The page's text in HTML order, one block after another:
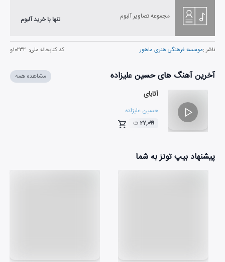
مجموعه تصاویر آلبوم تنها با خرید آلبوم
ناشر :موسسه فرهنگی هنری ماهور کد کتابخانه ملی: ۱۰۲۳۲و
آخرین آهنگ های حسین علیزاده مشاهده همه
آتابای
حسین علیزاده
۰۴:۵۰
۲۷,۰۹۹ ت
پیشنهاد بیپ تونز به شما